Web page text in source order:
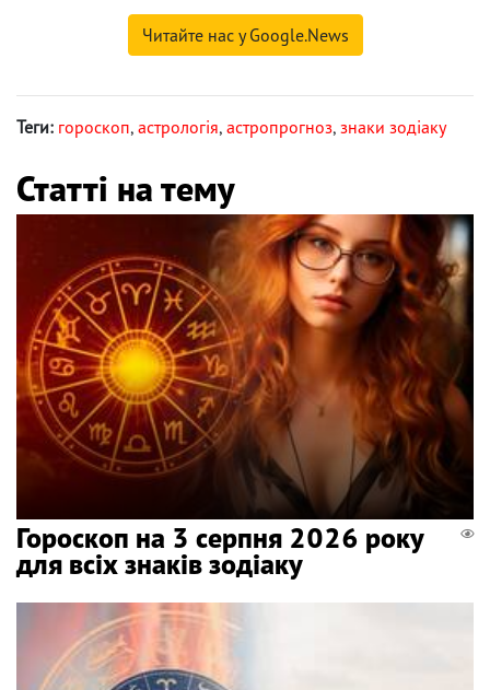
Читайте нас у Google.News
Теги: гороскоп, астрологія, астропрогноз, знаки зодіаку
Статті на тему
Гороскоп на 3 серпня 2026 року
для всіх знаків зодіаку